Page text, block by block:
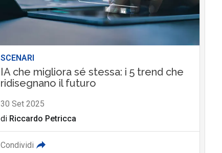
SCENARI
IA che migliora sé stessa: i 5 trend che
ridisegnano il futuro
30 Set 2025
di Riccardo Petricca
Condividi